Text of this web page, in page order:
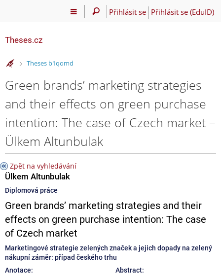
Přihlásit se Přihlásit se (EduID)
Theses.cz
>
Theses b1qomd
Green brands’ marketing strategies
and their effects on green purchase
intention: The case of Czech market –
Ülkem Altunbulak
Zpět na vyhledávání
Ülkem Altunbulak
Diplomová práce
Green brands’ marketing strategies and their
effects on green purchase intention: The case
of Czech market
Marketingové strategie zelených značek a jejich dopady na zelený
nákupní záměr: případ českého trhu
Anotace:
Abstract: